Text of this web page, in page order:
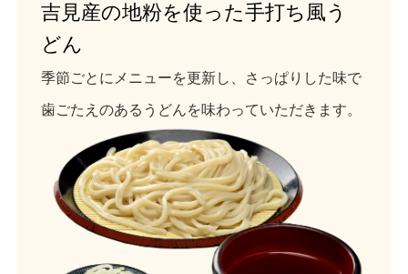
吉見産の地粉を使った手打ち風う
どん
季節ごとにメニューを更新し、さっぱりした味で
歯ごたえのあるうどんを味わっていただきます。